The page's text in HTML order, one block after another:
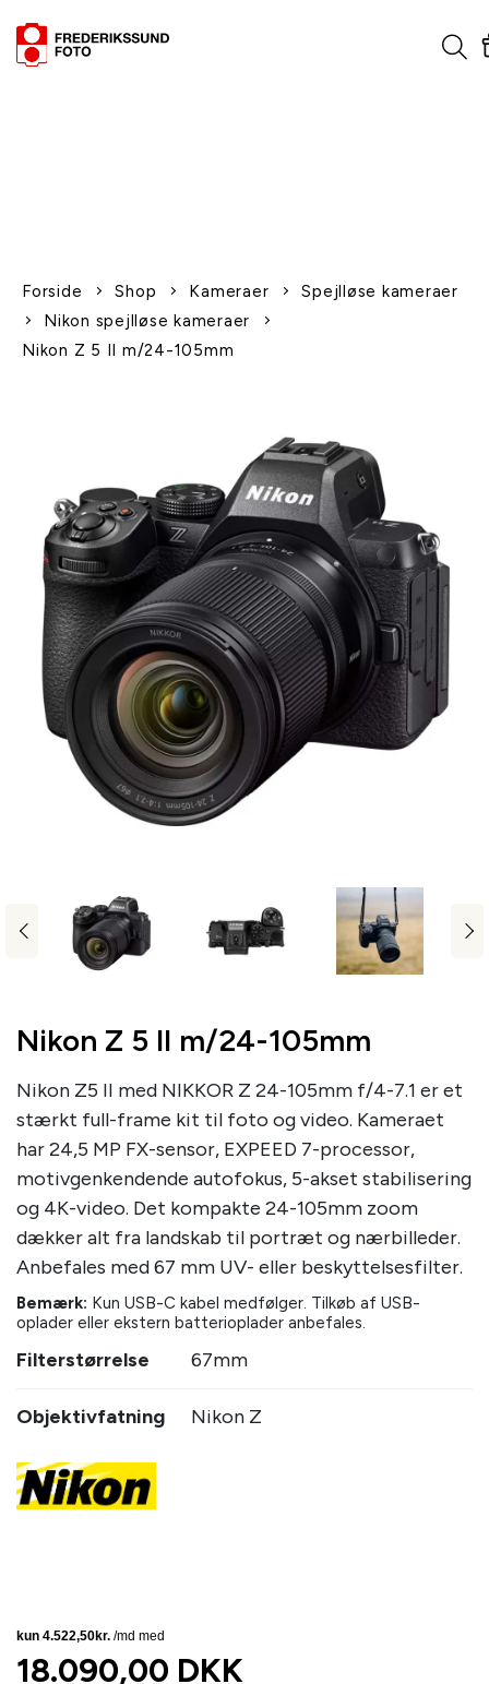
Forside Shop Kameraer
Spejlløse kameraer
Nikon spejlløse kameraer
Nikon Z 5 II m/24-105mm
Nikon Z 5 II m/24-105mm
Nikon Z5 II med NIKKOR Z 24-105mm f/4-7.1 er et
stærkt full-frame kit til foto og video. Kameraet
har 24,5 MP FX-sensor, EXPEED 7-processor,
motivgenkendende autofokus, 5-akset stabilisering
og 4K-video. Det kompakte 24-105mm zoom
dækker alt fra landskab til portræt og nærbilleder.
Anbefales med 67 mm UV- eller beskyttelsesfilter.
Bemærk: Kun USB-C kabel medfølger. Tilkøb af USB-
oplader eller ekstern batterioplader anbefales.
Filterstørrelse 67mm
Objektivfatning Nikon Z
18.090,00 DKK